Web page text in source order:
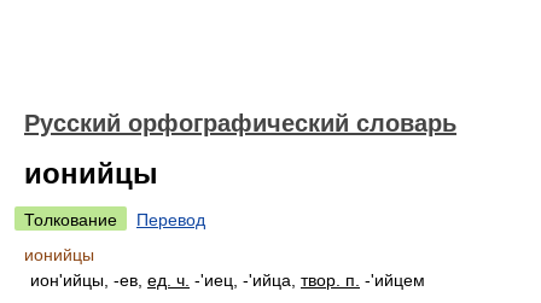
Русский орфографический словарь
ионийцы
Толкование
Перевод
ионийцы
ион'ийцы, -ев, ед. ч. -'иец, -'ийца, твор. п. -'ийцем